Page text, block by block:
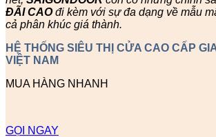
ĐÃI CAOđi kèm với sự đa dạng về mẫu
cả phân khúc giá thành.
HỆ THỐNG SIÊU THỊ CỬA CAO CẤP
VIỆT NAM
MUA HÀNG NHANH
GỌI NGAY